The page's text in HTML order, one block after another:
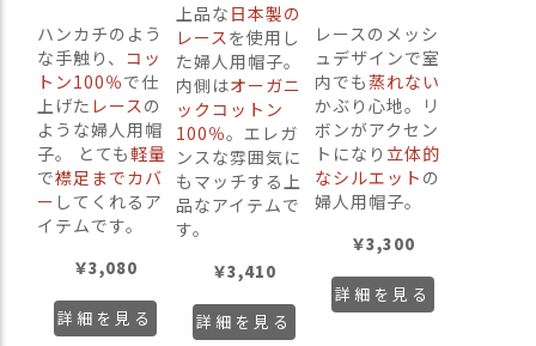
ハンカチのよう
な手触り、 コッ
トン100％で仕
上げた レースの
ような婦人用帽
子。 とても軽量
で襟足までカバ
ー してくれるア
イテムです。
￥3,080
詳細を見る
上品な 日本製の
レースを使用し
た婦人用帽子。
内側はオーガニ
ックコットン
100％。エレガ
ンスな雰囲気に
もマッチする上
品なアイテムで
す。
￥3,410
詳細を見る
レースのメッシ
ュデザインで室
内でも蒸れない
かぶり心地。リ
ボンがアクセン
トになり 立体的
なシルエット の
婦人用帽子。
￥3,300
詳細を見る